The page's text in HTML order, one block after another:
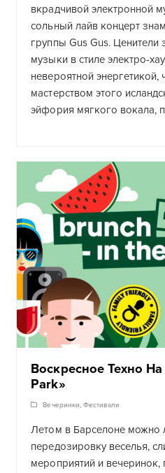
вкрадчивой электронной
сольный лайв концерт
группы Gus Gus.
музыки в стиле электро-
невероятной энергетикой,
мастерством этого
эйфория мягкого вокала,
Воскресное Техно
Park»
Вечеринки, Фестивали
Летом в Барселоне можно
передозировку веселья,
мероприятий и вечеринок,